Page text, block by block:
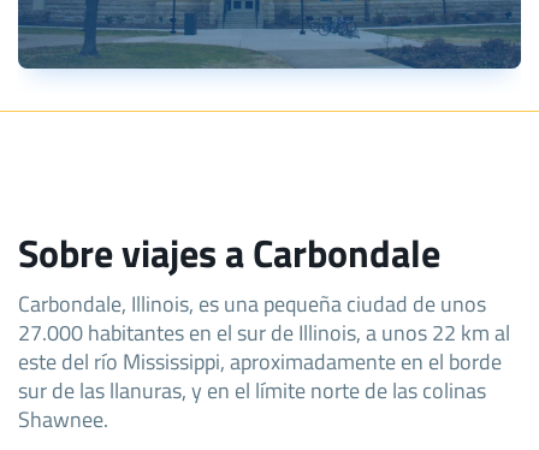
Sobre viajes a Carbondale
Carbondale, Illinois, es una pequeña ciudad de unos
27.000 habitantes en el sur de Illinois, a unos 22 km al
este del río Mississippi, aproximadamente en el borde
sur de las llanuras, y en el límite norte de las colinas
Shawnee.